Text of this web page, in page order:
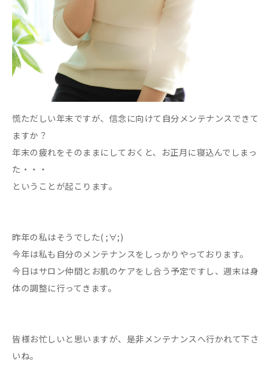
慌ただしい年末ですが、信念に向けて自分メンテナンスできて
ますか？
年末の疲れをそのままにしておくと、お正月に寝込んでしまっ
た・・・
ということが起こります。
昨年の私はそうでした( ;∀;)
今年は私も自分のメンテナンスをしっかりやっております。
今日はサロン仲間とお肌のケアをし合う予定ですし、週末は身
体の調整に行ってきます。
皆様お忙しいと思いますが、是非メンテナンスへ行かれて下さ
いね。